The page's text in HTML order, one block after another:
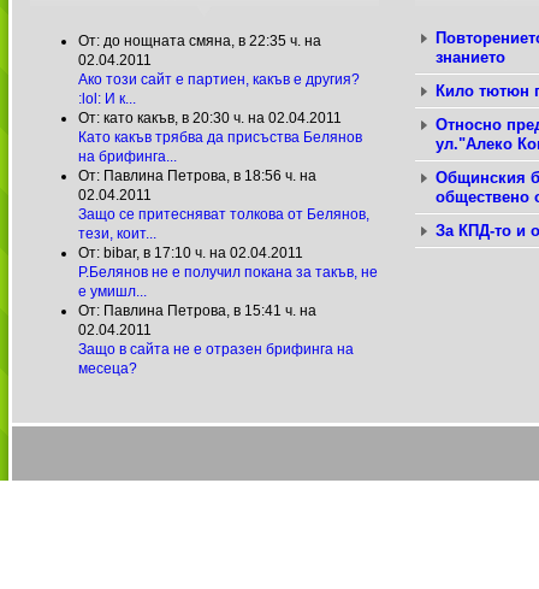
От: до нощната смяна, в 22:35 ч. на
02.04.2011
Ако този сайт е партиен, какъв е другия?
:lol: И к...
От: като какъв, в 20:30 ч. на 02.04.2011
Като какъв трябва да присъства Белянов
на брифинга...
От: Павлина Петрова, в 18:56 ч. на
02.04.2011
Защо се притесняват толкова от Белянов,
тези, коит...
От: bibar, в 17:10 ч. на 02.04.2011
Р.Белянов не е получил покана за такъв, не
е умишл...
От: Павлина Петрова, в 15:41 ч. на
02.04.2011
Защо в сайта не е отразен брифинга на
месеца?
знанието
Кило тютюн
Относно
ул."Алеко
Общинския
обществено
За КПД-то и